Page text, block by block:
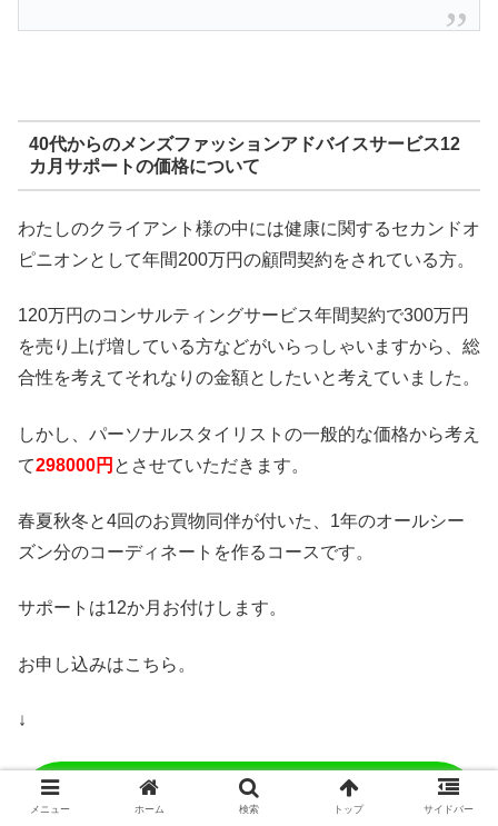
40代からのメンズファッションアドバイスサービス12
カ月サポートの価格について
わたしのクライアント様の中には健康に関するセカンドオ
ピニオンとして年間200万円の顧問契約をされている方。
120万円のコンサルティングサービス年間契約で300万円
を売り上げ増している方などがいらっしゃいますから、総
合性を考えてそれなりの金額としたいと考えていました。
しかし、パーソナルスタイリストの一般的な価格から考え
て298000円 とさせていただきます。
春夏秋冬と4回のお買物同伴が付いた、1年のオールシー
ズン分のコーディネートを作るコースです。
サポートは12か月お付けします。
お申し込みはこちら。
↓
➡クリックして12カ月コース
を申し込む
メニュー ホーム 検索 トップ サイドバー